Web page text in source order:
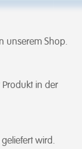
unserem Shop.
in der
wird.